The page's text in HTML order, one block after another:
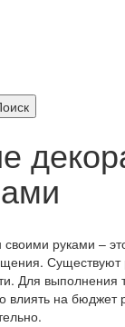
своими руками –
Для выполнения
влиять на